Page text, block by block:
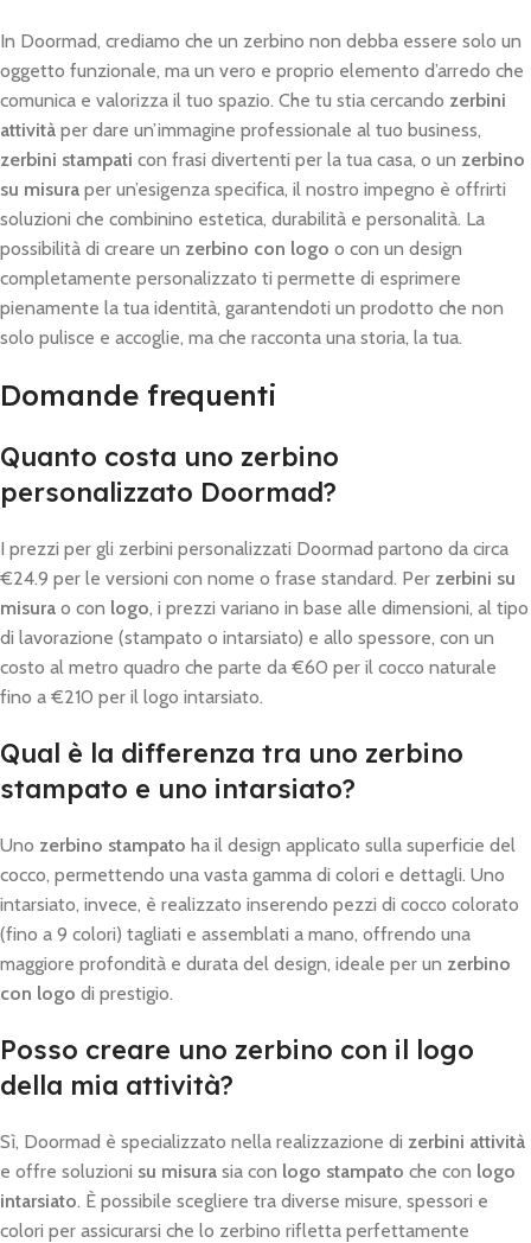
In Doormad, crediamo che un zerbino non debba essere solo un
oggetto funzionale, ma un vero e proprio elemento d’arredo che
comunica e valorizza il tuo spazio. Che tu stia cercando zerbini
attività per dare un’immagine professionale al tuo business,
zerbini stampati con frasi divertenti per la tua casa, o un zerbino
su misura per un’esigenza specifica, il nostro impegno è offrirti
soluzioni che combinino estetica, durabilità e personalità. La
possibilità di creare un zerbino con logo o con un design
completamente personalizzato ti permette di esprimere
pienamente la tua identità, garantendoti un prodotto che non
solo pulisce e accoglie, ma che racconta una storia, la tua.
Domande frequenti
Quanto costa uno zerbino
personalizzato Doormad?
I prezzi per gli zerbini personalizzati Doormad partono da circa
€24.9 per le versioni con nome o frase standard. Per zerbini su
misura o con logo, i prezzi variano in base alle dimensioni, al tipo
di lavorazione (stampato o intarsiato) e allo spessore, con un
costo al metro quadro che parte da €60 per il cocco naturale
fino a €210 per il logo intarsiato.
Qual è la differenza tra uno zerbino
stampato e uno intarsiato?
Uno zerbino stampato ha il design applicato sulla superficie del
cocco, permettendo una vasta gamma di colori e dettagli. Uno
intarsiato, invece, è realizzato inserendo pezzi di cocco colorato
(fino a 9 colori) tagliati e assemblati a mano, offrendo una
maggiore profondità e durata del design, ideale per un zerbino
con logo di prestigio.
Posso creare uno zerbino con il logo
della mia attività?
Sì, Doormad è specializzato nella realizzazione di zerbini attività
e offre soluzioni su misura sia con logo stampato che con logo
intarsiato. È possibile scegliere tra diverse misure, spessori e
colori per assicurarsi che lo zerbino rifletta perfettamente